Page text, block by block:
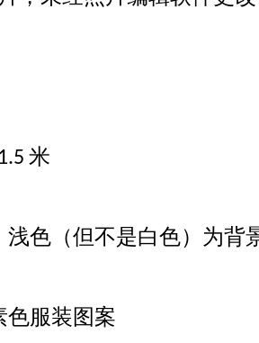
1.5 米
浅色（但不是白色）为背
色服装图案